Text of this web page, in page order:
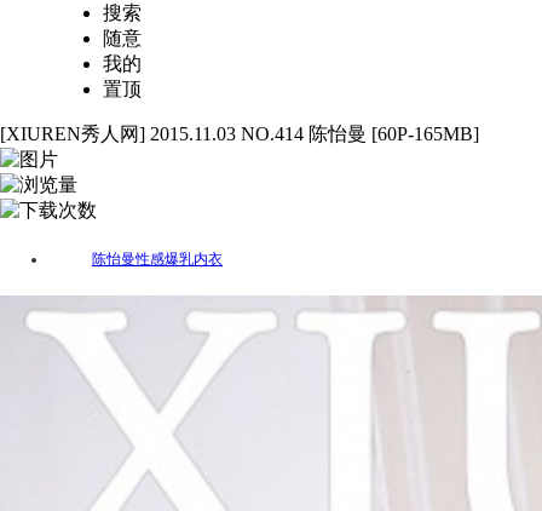
搜索
随意
我的
置顶
[XIUREN秀人网] 2015.11.03 NO.414 陈怡曼 [60P-165MB]
陈怡曼性感爆乳内衣